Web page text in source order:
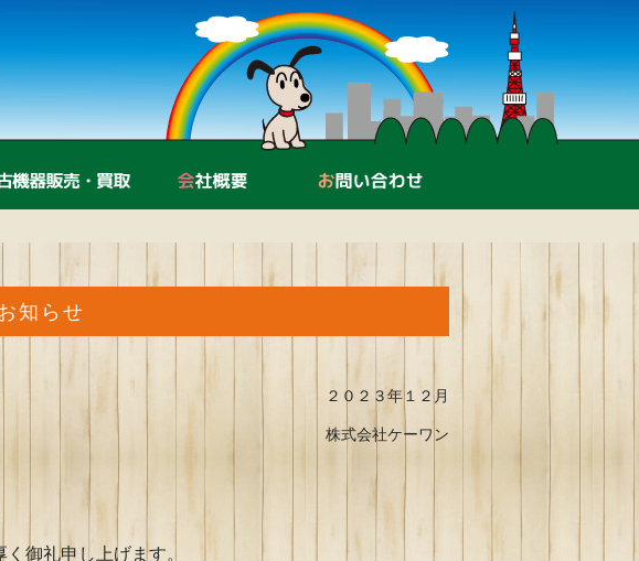
サポート 中古機器販売・買取 会社概要
知らせ
２０２３年１２月
株式会社ケーワン
御礼申し上げます。